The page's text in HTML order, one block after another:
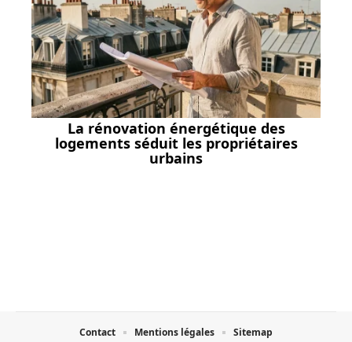
La rénovation énergétique des
logements séduit les propriétaires
urbains
Contact Mentions légales Sitemap